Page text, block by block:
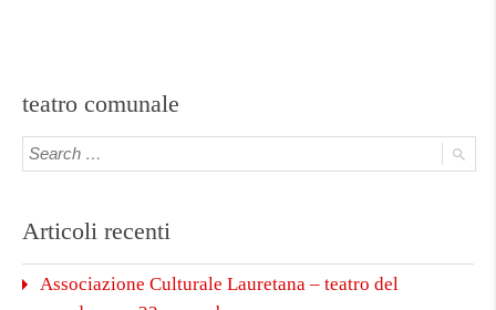
teatro comunale
Articoli recenti
Associazione Culturale Lauretana – teatro del